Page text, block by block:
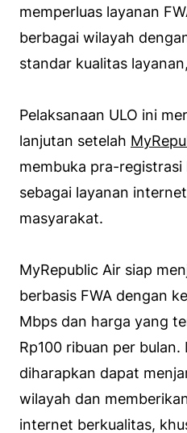
memperluas layanan
berbagai wilayah
standar kualitas
Pelaksanaan ULO ini
lanjutan setelah
membuka pra-registrasi
sebagai layanan
masyarakat.
MyRepublic Air siap
berbasis FWA dengan
Mbps dan harga yang
Rp100 ribuan per bulan.
diharapkan dapat
wilayah dan
internet berkualitas,